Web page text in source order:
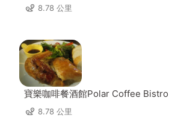
8.78 公里
寶樂咖啡餐酒館Polar Coffee Bistro
8.78 公里